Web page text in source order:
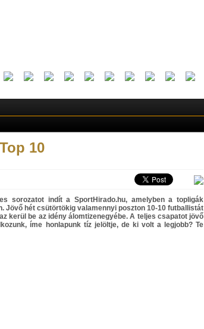
10
sorozatot indít a SportHirado.hu, amelyben a topligák
Jövő hét csütörtökig valamennyi poszton 10-10 futballistát
kerül be az idény álomtizenegyébe. A teljes csapatot jövő
íme honlapunk tíz jelöltje, de ki volt a legjobb? Te